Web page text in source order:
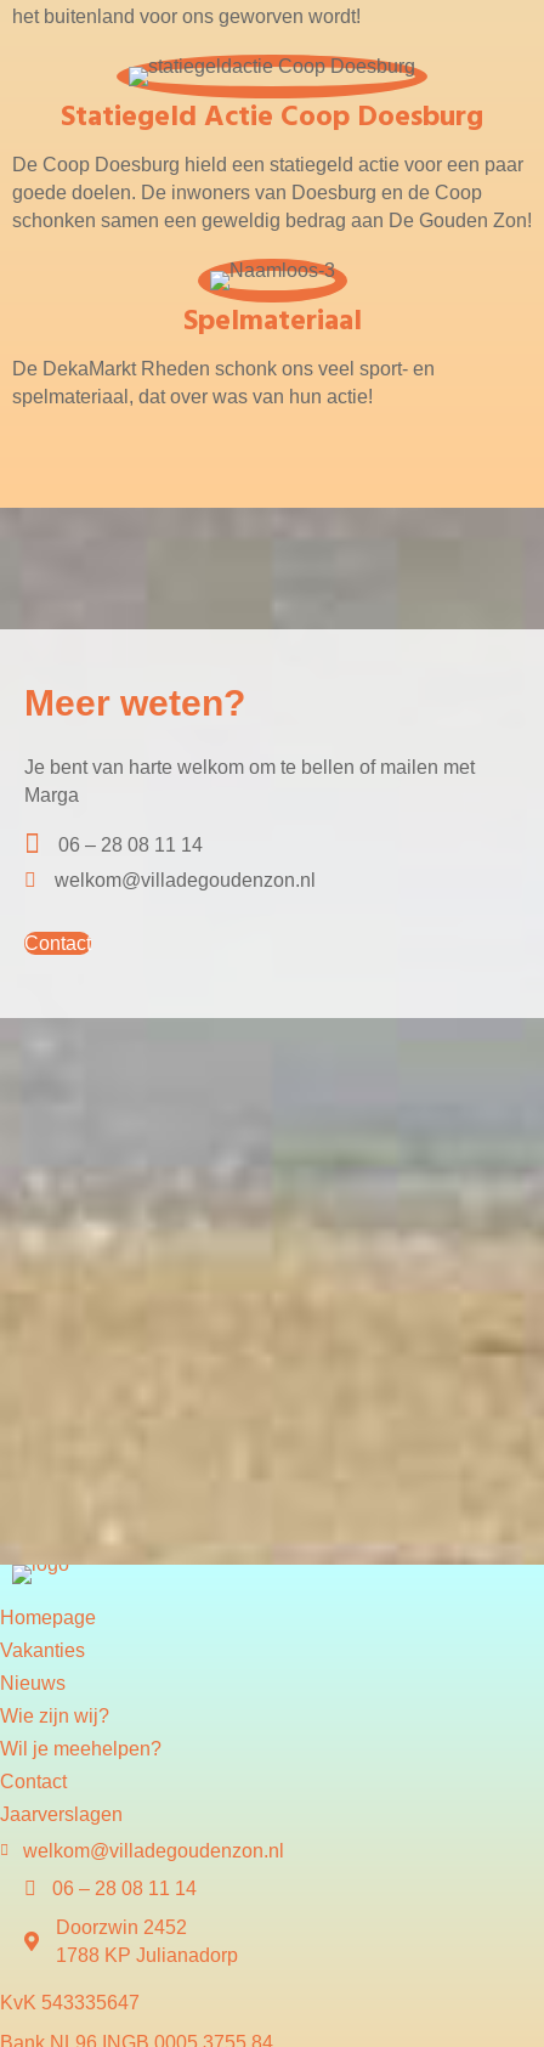
het buitenland voor ons geworven wordt!
Statiegeld Actie Coop Doesburg
De Coop Doesburg hield een statiegeld actie voor een paar
goede doelen. De inwoners van Doesburg en de Coop
schonken samen een geweldig bedrag aan De Gouden Zon!
Spelmateriaal
De DekaMarkt Rheden schonk ons veel sport- en
spelmateriaal, dat over was van hun actie!
Meer weten?
Je bent van harte welkom om te bellen of mailen met
Marga
06 – 28 08 11 14
welkom@villadegoudenzon.nl
Contact
Homepage
Vakanties
Nieuws
Wie zijn wij?
Wil je meehelpen?
Contact
Jaarverslagen
welkom@villadegoudenzon.nl
06 – 28 08 11 14
Doorzwin 2452
1788 KP Julianadorp
KvK 543335647
Bank NL96 INGB 0005 3755 84